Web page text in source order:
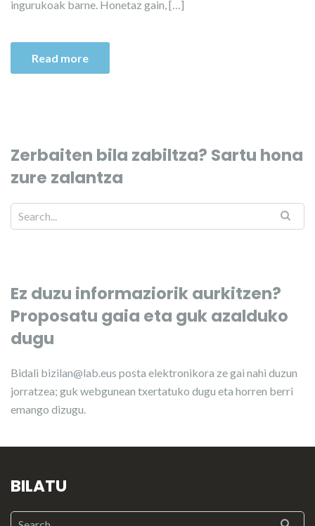
ingurukoak barne. Honetaz gain, […]
Read more
Zerbaiten bila zabiltza? Sartu hona
zure zalantza
Ez duzu informaziorik aurkitzen?
Proposatu gaia eta guk azalduko
dugu
Bidali bizilan@lab.eus posta elektronikora ze gai nahi duzun
jorratzea; guk webgunean txertatuko dugu eta horren berri
emango dizugu.
BILATU